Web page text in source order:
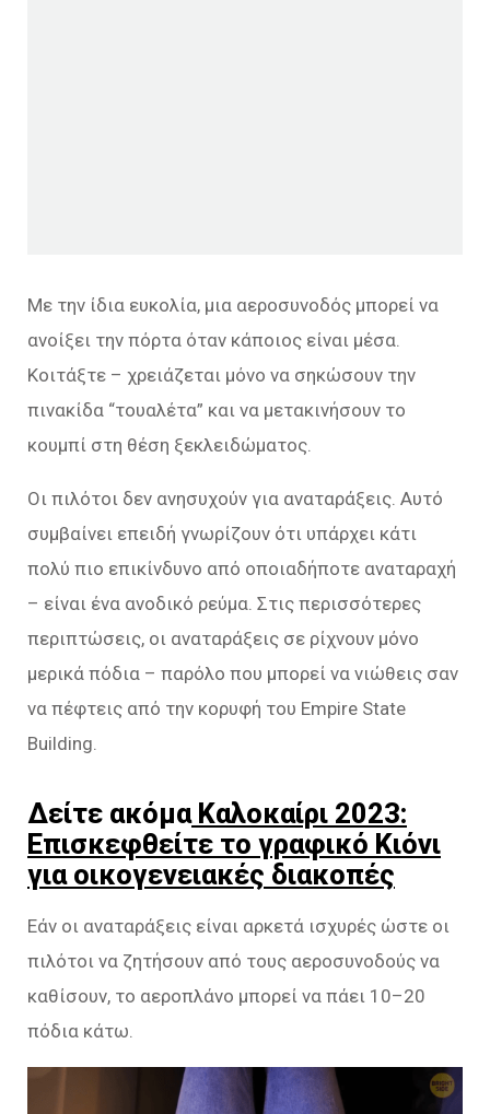
Με την ίδια ευκολία, μια αεροσυνοδός μπορεί να
ανοίξει την πόρτα όταν κάποιος είναι μέσα.
Κοιτάξτε – χρειάζεται μόνο να σηκώσουν την
πινακίδα “τουαλέτα” και να μετακινήσουν το
κουμπί στη θέση ξεκλειδώματος.
Οι πιλότοι δεν ανησυχούν για αναταράξεις. Αυτό
συμβαίνει επειδή γνωρίζουν ότι υπάρχει κάτι
πολύ πιο επικίνδυνο από οποιαδήποτε αναταραχή
– είναι ένα ανοδικό ρεύμα. Στις περισσότερες
περιπτώσεις, οι αναταράξεις σε ρίχνουν μόνο
μερικά πόδια – παρόλο που μπορεί να νιώθεις σαν
να πέφτεις από την κορυφή του Empire State
Building.
Δείτε ακόμαΚαλοκαίρι 2023:
Επισκεφθείτε το γραφικό Κιόνι
για οικογενειακές διακοπές
Εάν οι αναταράξεις είναι αρκετά ισχυρές ώστε οι
πιλότοι να ζητήσουν από τους αεροσυνοδούς να
καθίσουν, το αεροπλάνο μπορεί να πάει 10–20
πόδια κάτω.